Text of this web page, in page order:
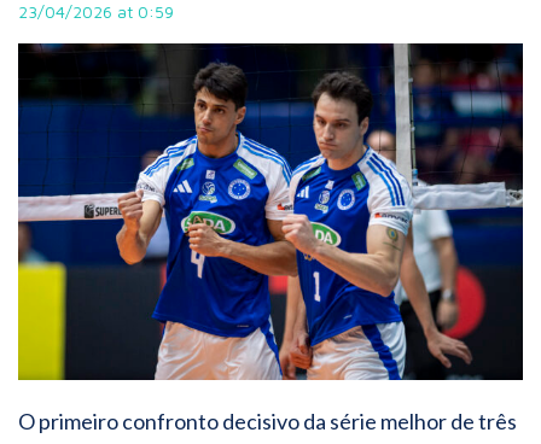
23/04/2026 at 0:59
O primeiro confronto decisivo da série melhor de três